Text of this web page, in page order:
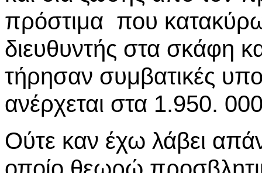
πρόστιμα που
διευθυντής στα σκάφη
τήρησαν συμβατικές
ανέρχεται στα 1.950.
Ούτε καν έχω λάβει